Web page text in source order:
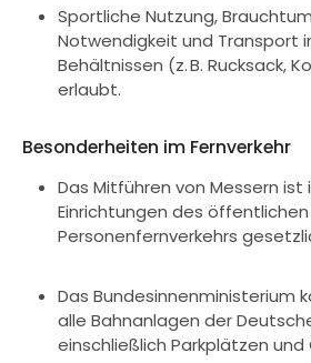
Sportliche Nutzung,
Notwendigkeit und Transport
Behältnissen (z. B. Rucksack,
erlaubt.
Besonderheiten im Fernverkehr
Das Mitführen von Messern ist
Einrichtungen des öffentlichen
Personenfernverkehrs
Das Bundesinnenministerium
alle Bahnanlagen der
einschließlich Parkplätzen und